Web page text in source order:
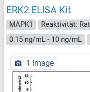
ERK2 ELISA Kit
MAPK1 Reaktivität:
0.15 ng/mL - 10 ng/mL
1 image